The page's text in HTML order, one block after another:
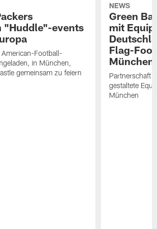
"Huddle"-events
Football-
in München,
gemeinsam zu feiern
NEWS
Green
mit Equip
Flag-
Partnerschaft
gestaltete
München